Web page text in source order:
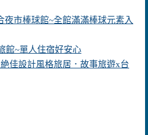
夜市棒球館~全館滿滿棒球元素入
館~單人住宿好安心
佳設計風格旅居．故事旅遊x台